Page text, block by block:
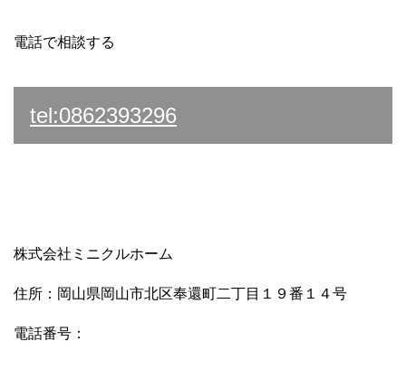
電話で相談する
tel:0862393296
株式会社ミニクルホーム
住所：岡山県岡山市北区奉還町二丁目１９番１４号
電話番号：